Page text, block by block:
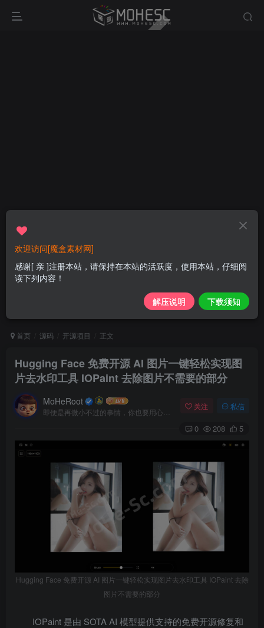
首页 源码 开源项目 正文
Hugging Face 免费开源 AI 图片一键轻松实现图
片去水印工具 IOPaint 去除图片不需要的部分
MoHeRoot 关注 私信
0 208 5
Hugging Face 免费开源 AI 图片一键轻松实现图片去水印工具 IOPaint 去除
图片不需要的部分
IOPaint 是由 SOTA AI 模型提供支持的免费开源修复和
欢迎访问[魔盒素材网]
感谢[ 亲 ]注册本站，请保持在本站的活跃度，使用本站，仔细阅
读下列内容！
解压说明 下载须知